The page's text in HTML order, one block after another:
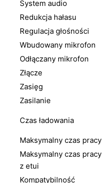
System audio
Redukcja hałasu
Regulacja głośności
Wbudowany mikrofon
Odłączany mikrofon
Złącze
Zasięg
Zasilanie
Czas ładowania
Maksymalny czas pracy
Maksymalny czas pracy
z etui
Kompatybilność